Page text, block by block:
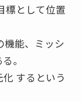
標として位置
機能、ミッシ
。
するという